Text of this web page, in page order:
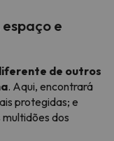
e
de outros
. Aqui, encontrará
protegidas; e
dos